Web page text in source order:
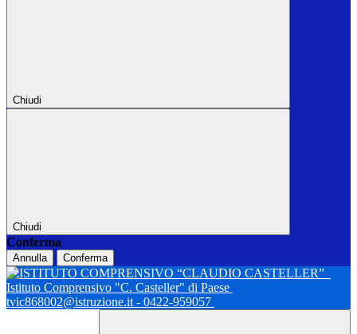
Chiudi
Chiudi
Conferma
Annulla Conferma
Istituto Comprensivo "C. Casteller" di Paese
tvic868002@istruzione.it - 0422-959057